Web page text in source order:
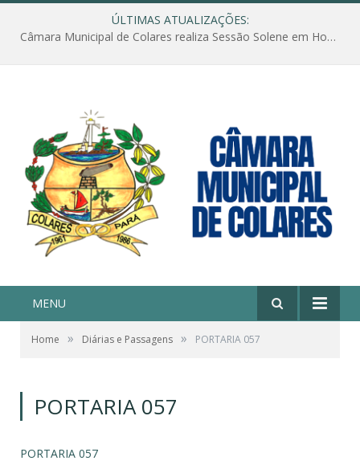
ÚLTIMAS ATUALIZAÇÕES:
Câmara Municipal de Colares realiza Sessão Solene em Homenagem ao Dia das Mães
MENU
Home » Diárias e Passagens » PORTARIA 057
PORTARIA 057
PORTARIA 057